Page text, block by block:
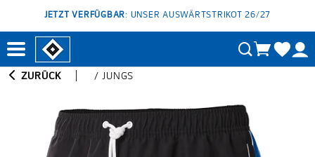
JETZT VERFÜGBAR: UNSER AUSWÄRTSTRIKOT 26/27
ZURÜCK /JUNGS